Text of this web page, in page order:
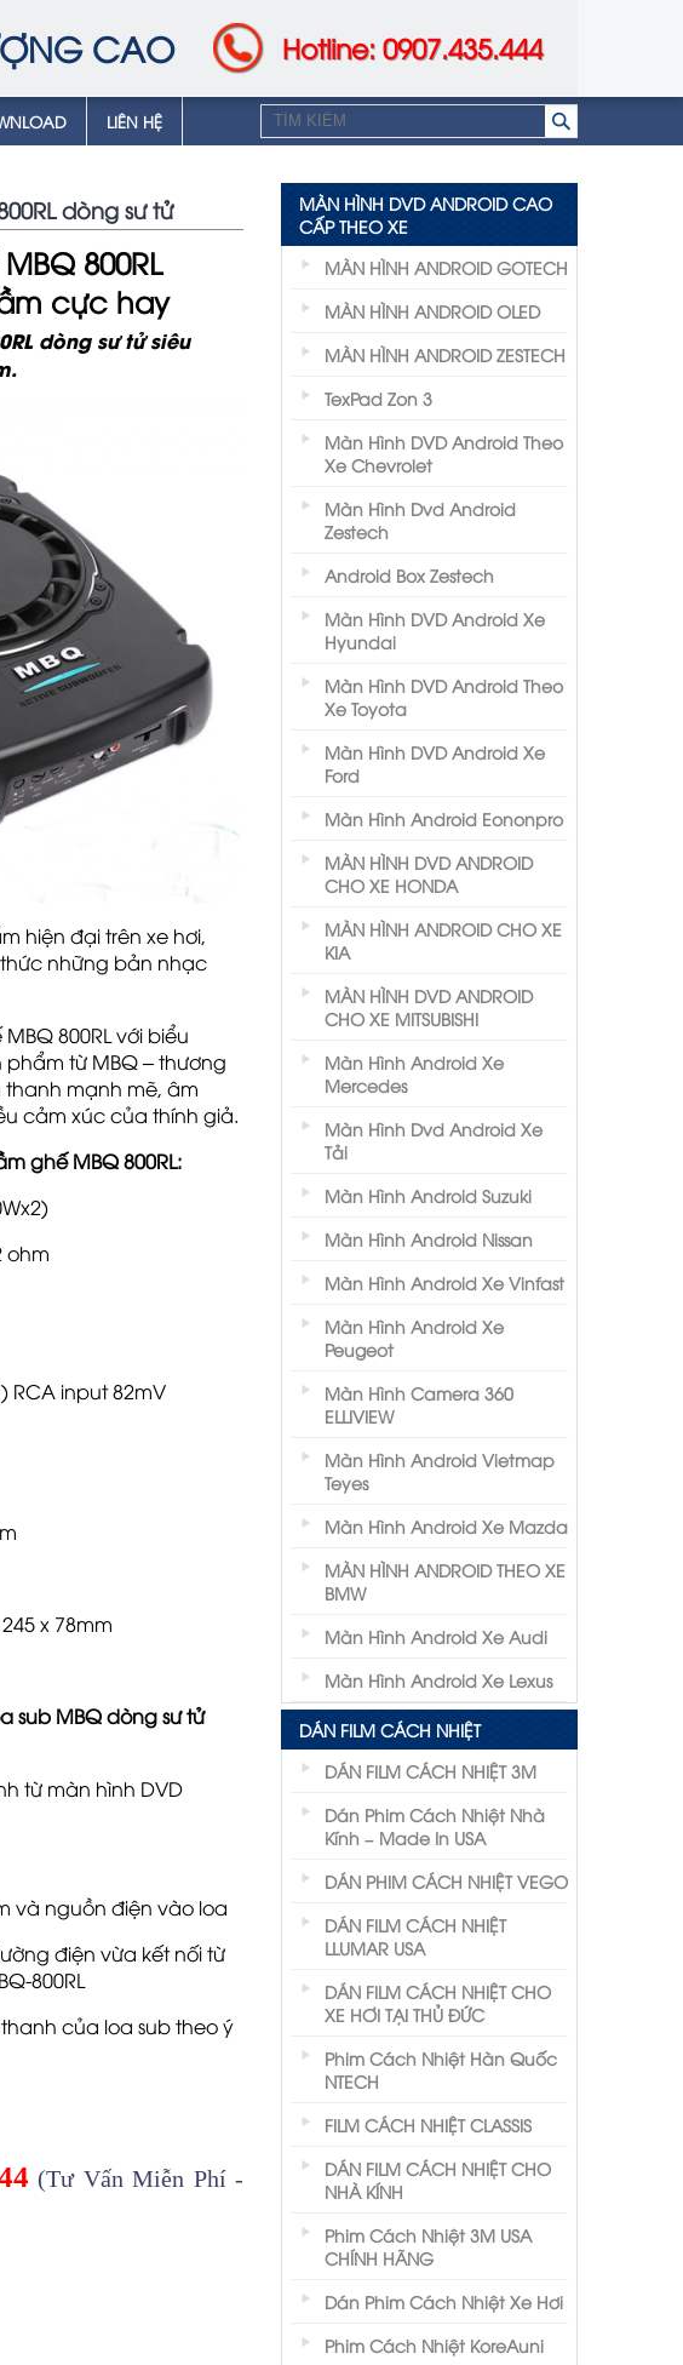
CAO Hotline: 0907.435.444
LIÊN HỆ
dòng sư tử
800RL
cực hay
dòng sư tử siêu
hiện đại trên xe hơi,
những bản nhạc
800RL với biểu
từ MBQ – thương
mạnh mẽ, âm
cảm xúc của thính giả.
ghế MBQ 800RL:
ohm
RCA input 82mV
x 78mm
sub MBQ dòng sư tử
từ màn hình DVD
và nguồn điện vào loa
điện vừa kết nối từ
800RL
của loa sub theo ý
(Tư Vấn Miễn Phí -
MÀN HÌNH DVD ANDROID CAO
CẤP THEO XE
MÀN HÌNH ANDROID GOTECH
MÀN HÌNH ANDROID OLED
MÀN HÌNH ANDROID ZESTECH
TexPad Zon 3
Màn Hình DVD Android Theo
Xe Chevrolet
Màn Hình Dvd Android
Zestech
Android Box Zestech
Màn Hình DVD Android Xe
Hyundai
Màn Hình DVD Android Theo
Xe Toyota
Màn Hình DVD Android Xe
Ford
Màn Hình Android Eononpro
MÀN HÌNH DVD ANDROID
CHO XE HONDA
MÀN HÌNH ANDROID CHO XE
KIA
MÀN HÌNH DVD ANDROID
CHO XE MITSUBISHI
Màn Hình Android Xe
Mercedes
Màn Hình Dvd Android Xe
Tải
Màn Hình Android Suzuki
Màn Hình Android Nissan
Màn Hình Android Xe Vinfast
Màn Hình Android Xe
Peugeot
Màn Hình Camera 360
ELLIVIEW
Màn Hình Android Vietmap
Teyes
Màn Hình Android Xe Mazda
MÀN HÌNH ANDROID THEO XE
BMW
Màn Hình Android Xe Audi
Màn Hình Android Xe Lexus
DÁN FILM CÁCH NHIỆT
DÁN FILM CÁCH NHIỆT 3M
Dán Phim Cách Nhiệt Nhà
Kính – Made In USA
DÁN PHIM CÁCH NHIỆT VEGO
DÁN FILM CÁCH NHIỆT
LLUMAR USA
DÁN FILM CÁCH NHIỆT CHO
XE HƠI TẠI THỦ ĐỨC
Phim Cách Nhiệt Hàn Quốc
NTECH
FILM CÁCH NHIỆT CLASSIS
DÁN FILM CÁCH NHIỆT CHO
NHÀ KÍNH
Phim Cách Nhiệt 3M USA
CHÍNH HÃNG
Dán Phim Cách Nhiệt Xe Hơi
Phim Cách Nhiệt KoreAuni